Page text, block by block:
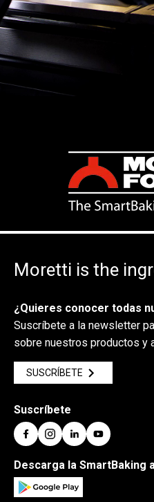
Moretti is the
¿Quieres conocer todas
Suscríbete a la newsletter
sobre nuestros productos y
SUSCRÍBETE
Suscríbete
Descarga la SmartBaking